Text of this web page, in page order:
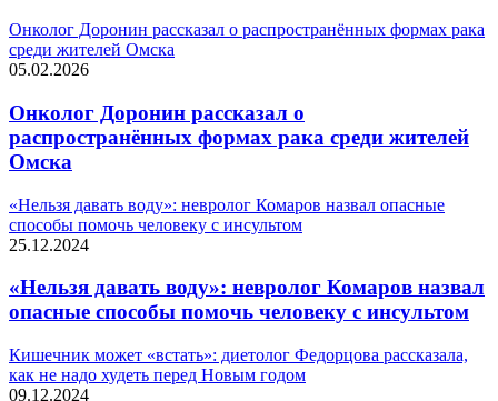
Онколог Доронин рассказал о распространённых формах рака
среди жителей Омска
05.02.2026
Онколог Доронин рассказал о
распространённых формах рака среди жителей
Омска
«Нельзя давать воду»: невролог Комаров назвал опасные
способы помочь человеку с инсультом
25.12.2024
«Нельзя давать воду»: невролог Комаров назвал
опасные способы помочь человеку с инсультом
Кишечник может «встать»: диетолог Федорцова рассказала,
как не надо худеть перед Новым годом
09.12.2024